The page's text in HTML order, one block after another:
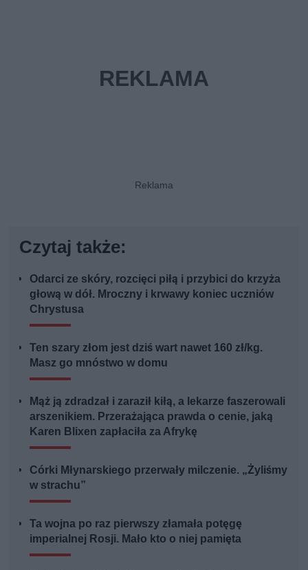
Czytaj także:
Odarci ze skóry, rozcięci piłą i przybici do krzyża
głową w dół. Mroczny i krwawy koniec uczniów
Chrystusa
Ten szary złom jest dziś wart nawet 160 zł/kg.
Masz go mnóstwo w domu
Mąż ją zdradzał i zaraził kiłą, a lekarze faszerowali
arszenikiem. Przerażająca prawda o cenie, jaką
Karen Blixen zapłaciła za Afrykę
Córki Młynarskiego przerwały milczenie. „Żyliśmy
w strachu”
Ta wojna po raz pierwszy złamała potęgę
imperialnej Rosji. Mało kto o niej pamięta